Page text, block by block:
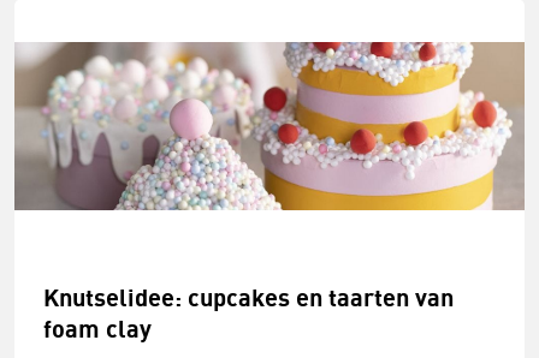
Knutselidee: cupcakes en taarten van
foam clay